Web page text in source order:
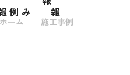
例 み
報
ホーム 施工事例